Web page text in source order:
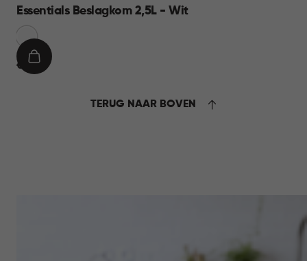
Essentials Beslagkom 2,5L - Wit
Wit
€
€ 6,95
IN
TERUG NAAR BOVEN